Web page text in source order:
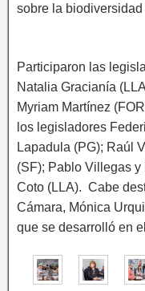
sobre la biodiversidad
Participaron las
Natalia Gracianía
Myriam Martínez
los legisladores
Lapadula (PG); Raúl
(SF); Pablo Villegas y
Coto (LLA). Cabe
Cámara, Mónica
que se desarrolló en